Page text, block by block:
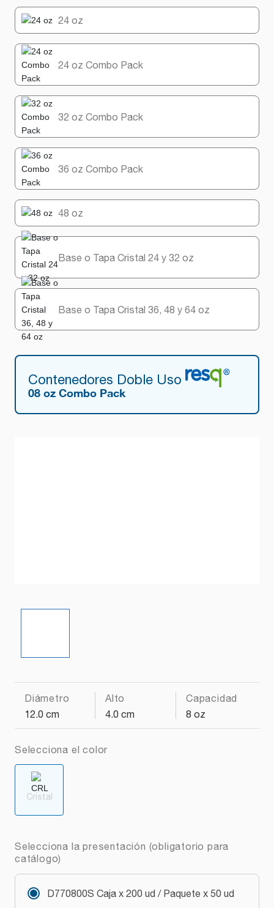
24 oz
24 oz Combo Pack
32 oz Combo Pack
36 oz Combo Pack
48 oz
Base o Tapa Cristal 24 y 32 oz
Base o Tapa Cristal 36, 48 y 64 oz
Contenedores Doble Uso
08 oz Combo Pack
Diámetro
12.0 cm
Alto
4.0 cm
Capacidad
8 oz
Selecciona el color
Cristal
Selecciona la presentación (obligatorio para
catálogo)
D770800S Caja x 200 ud / Paquete x 50 ud